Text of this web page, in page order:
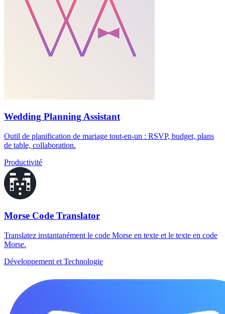
Wedding Planning Assistant
Outil de planification de mariage tout-en-un : RSVP, budget, plans
de table, collaboration.
Productivité
Morse Code Translator
Translatez instantanément le code Morse en texte et le texte en code
Morse.
Développement et Technologie